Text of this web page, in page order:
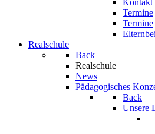
Kontakt
Termine
Termine
Realschule
Back
Realschule
News
Pädagogisches
Back
Unsere